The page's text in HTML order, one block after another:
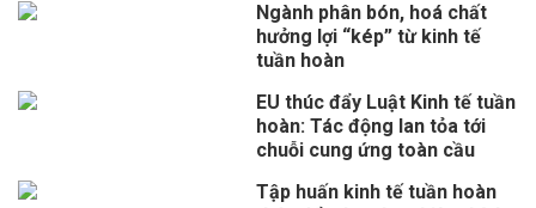
Ngành phân bón, hoá chất
hưởng lợi “kép” từ kinh tế
tuần hoàn
EU thúc đẩy Luật Kinh tế tuần
hoàn: Tác động lan tỏa tới
chuỗi cung ứng toàn cầu
Tập huấn kinh tế tuần hoàn